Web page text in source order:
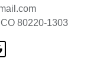
80220-1303